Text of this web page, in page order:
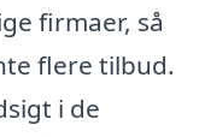
firmaer, så
flere tilbud.
i de